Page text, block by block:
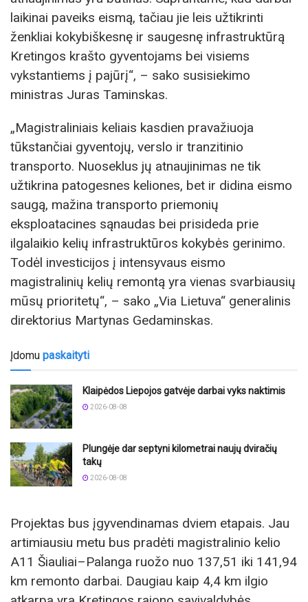
laikinai paveiks eismą, tačiau jie leis užtikrinti
ženkliai kokybiškesnę ir saugesnę infrastruktūrą
Kretingos krašto gyventojams bei visiems
vykstantiems į pajūrį“, – sako susisiekimo
ministras Juras Taminskas.
„Magistraliniais keliais kasdien pravažiuoja
tūkstančiai gyventojų, verslo ir tranzitinio
transporto. Nuoseklus jų atnaujinimas ne tik
užtikrina patogesnes keliones, bet ir didina eismo
saugą, mažina transporto priemonių
eksploatacines sąnaudas bei prisideda prie
ilgalaikio kelių infrastruktūros kokybės gerinimo.
Todėl investicijos į intensyvaus eismo
magistralinių kelių remontą yra vienas svarbiausių
mūsų prioritetų“, – sako „Via Lietuva“ generalinis
direktorius Martynas Gedaminskas.
Įdomu paskaityti
Klaipėdos Liepojos gatvėje darbai vyks naktimis
2026-08-08
Plungėje dar septyni kilometrai naujų dviračių
takų
2026-08-08
Projektas bus įgyvendinamas dviem etapais. Jau
artimiausiu metu bus pradėti magistralinio kelio
A11 Šiauliai–Palanga ruožo nuo 137,51 iki 141,94
km remonto darbai. Daugiau kaip 4,4 km ilgio